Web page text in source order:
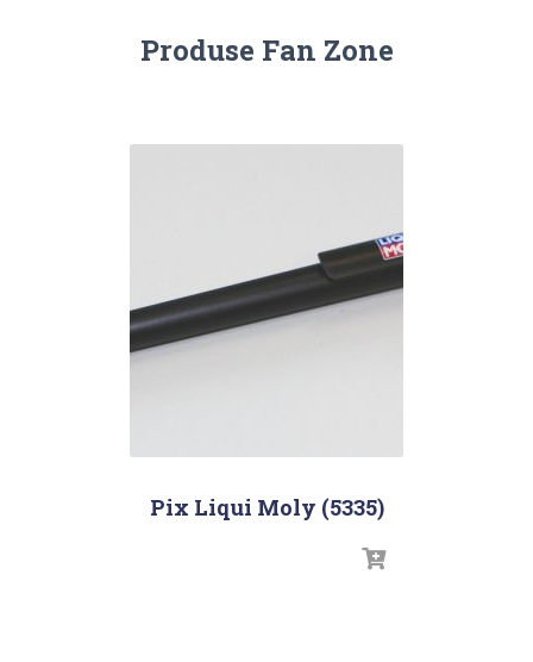
Produse Fan Zone
Pix Liqui Moly (5335)